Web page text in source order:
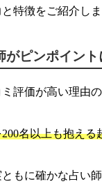
特徴をご紹介し
ピンポイント
評価が高い理由
名以上も抱える
もに確かな占い